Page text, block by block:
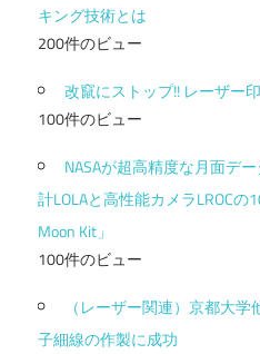
キング技術とは
200件のビュー
改竄にストップ!! レーザー
100件のビュー
NASAが超高精度な月面デ
計LOLAと高性能カメラLROC
Moon Kit」
100件のビュー
（レーザー関連）京都大
子細線の作製に成功